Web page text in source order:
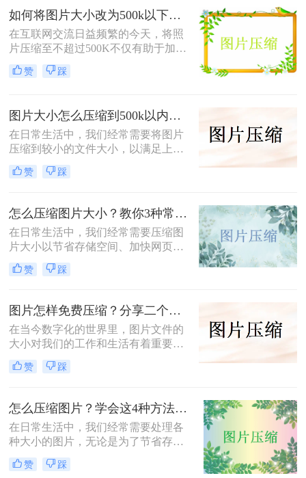
方法。
如何将图片大小改为500k以下？教你2个不同平台的方法！
在互联网交流日益频繁的今天，将照
片压缩至不超过500K不仅有助于加快
网页加载速度、减少电子邮件附件体
积，还能满足许多平台对上传图片大
效的方法来帮助您轻松实现这一目
标。
赞 踩
图片大小怎么压缩到500k以内？分享四种常用压缩方法！
在日常生活中，我们经常需要将图片
压缩到较小的文件大小，以满足上
传、发送或存储的需求那么图片大小
怎么压缩到500k以内呢？本文将介绍
法。
赞 踩
怎么压缩图片大小？教你3种常用压缩方法！
在日常生活中，我们经常需要压缩图
片大小以节省存储空间、加快网页加
载速度或方便文件传输。那么怎么压
缩图片大小呢？本文将介绍三种压缩
片压缩。
赞 踩
图片怎样免费压缩？分享二个简单易用的压缩方法！
在当今数字化的世界里，图片文件的
大小对我们的工作和生活有着重要影
响。无论是为了加速网页加载速度、
满足社交媒体平台的上传要求，还是
费压缩是一项不可或缺的技能。本文
将介绍两种简单易用的图片压缩方
法。
赞 踩
怎么压缩图片？学会这4种方法可以轻松压缩大小!
在日常生活中，我们经常需要处理各
种大小的图片，无论是为了节省存储
空间，还是为了加快网页加载速度，
压缩图片都是一个非常实用的技能。
赞 踩